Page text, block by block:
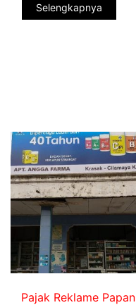
Selengkapnya
Pajak Reklame Papan